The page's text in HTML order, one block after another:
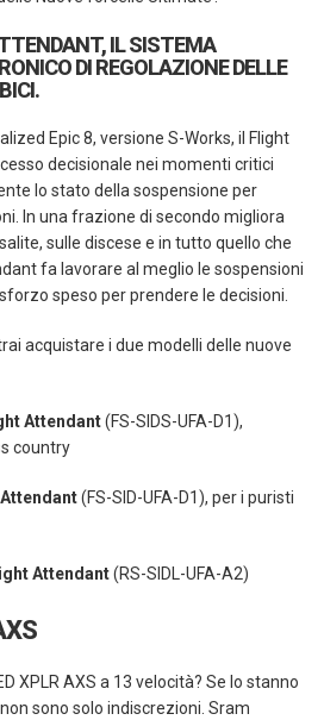
IL SISTEMA
DI REGOLAZIONE DELLE
Epic 8, versione S-Works, il Flight
decisionale nei momenti critici
lo stato della sospensione per
In una frazione di secondo migliora
sulle discese e in tutto quello che
fa lavorare al meglio le sospensioni
speso per prendere le decisioni.
acquistare i due modelli delle nuove
Attendant(FS-SIDS-UFA-D1),
country
(FS-SID-UFA-D1), per i puristi
Attendant(RS-SIDL-UFA-A2)
XPLR AXS a 13 velocità? Se lo stanno
sono solo indiscrezioni. Sram